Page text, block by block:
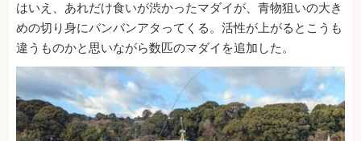
はいえ、あれだけ食いが渋かったマダイが、青物狙いの大き
めの切り身にバンバンアタってくる。活性が上がるとこうも
違うものかと思いながら数匹のマダイを追加した。